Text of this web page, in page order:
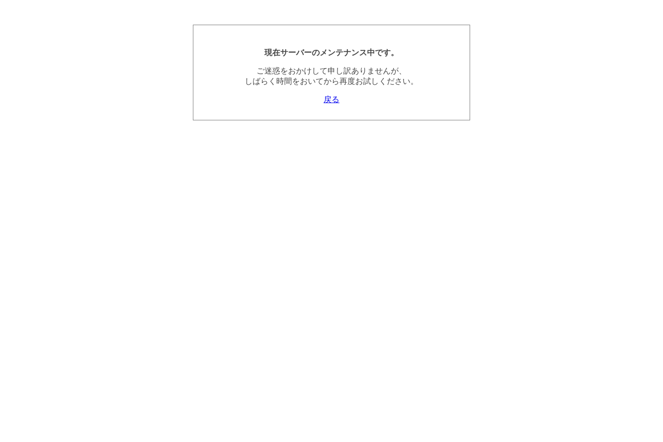
現在サーバーのメンテナンス中です。
ご迷惑をおかけして申し訳ありませんが、
しばらく時間をおいてから再度お試しください。
戻る